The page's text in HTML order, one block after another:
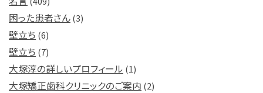
困った患者さん(3)
壁立ち (6)
壁立ち (7)
大塚淳の詳しいプロフィール (1)
大塚矯正歯科クリニックのご案内 (2)